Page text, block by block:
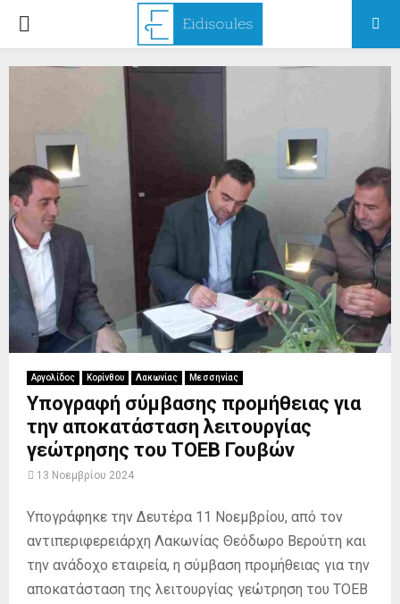
PRIMARY
MENU
Αργολίδος Κορίνθου Λακωνίας Μεσσηνίας
Υπογραφή σύμβασης προμήθειας για
την αποκατάσταση λειτουργίας
γεώτρησης του ΤΟΕΒ Γουβών
13 Νοεμβρίου 2024
Υπογράφηκε την Δευτέρα 11 Νοεμβρίου, από τον
αντιπεριφερειάρχη Λακωνίας Θεόδωρο Βερούτη και
την ανάδοχο εταιρεία, η σύμβαση προμήθειας για την
αποκατάσταση της λειτουργίας γεώτρηση του ΤΟΕΒ